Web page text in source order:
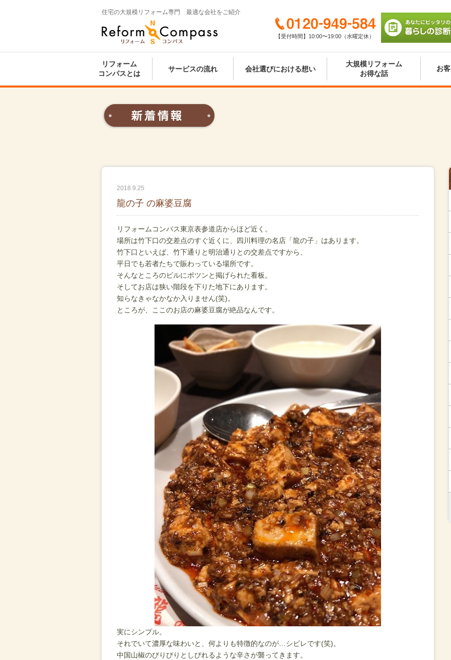
住宅の大規模リフォーム専門 最適な会社をご紹介
ス
び 暮らしの診断シー
0120-949-584
【受付時間】10:00〜19:00（水曜定休）
リフォーム
コンパスとは
サービスの流れ 会社選びにおける想い
大規模リフォーム
お得な話
お
2018.9.25
龍の子 の麻婆豆腐
リフォームコンパス東京表参道店からほど近く。
場所は竹下口の交差点のすぐ近くに、四川料理の名店「龍の子」はあります。
竹下口といえば、竹下通りと明治通りとの交差点ですから、
平日でも若者たちで賑わっている場所です。
そんなところのビルにポツンと掲げられた看板。
そしてお店は狭い階段を下りた地下にあります。
知らなきゃなかなか入りません(笑)。
ところが、ここのお店の麻婆豆腐が絶品なんです。
実にシンプル。
それでいて濃厚な味わいと、何よりも特徴的なのが…シビレです(笑)。
中国山椒のびりびりとしびれるような辛さが襲ってきます。